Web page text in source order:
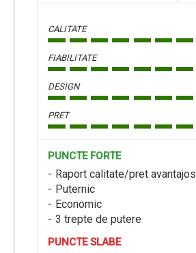
CALITATE
FIABILITATE
DESIGN
PRET
PUNCTE FORTE
Raport calitate/pret avantajos
Puternic
Economic
3 trepte de putere
PUNCTE SLABE